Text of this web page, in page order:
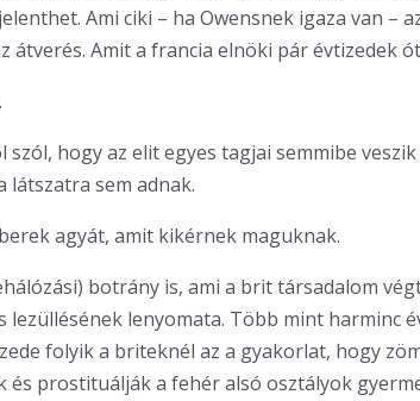
Ami ciki – ha Owensnek igaza van –
átverés. Amit a francia elnöki pár évtizedek
hogy az elit egyes tagjai semmibe veszik
látszatra sem adnak.
agyát, amit kikérnek maguknak.
botrány is, ami a brit társadalom
lezüllésének lenyomata. Több mint harminc
folyik a briteknél az a gyakorlat, hogy
és prostituálják a fehér alsó osztályok